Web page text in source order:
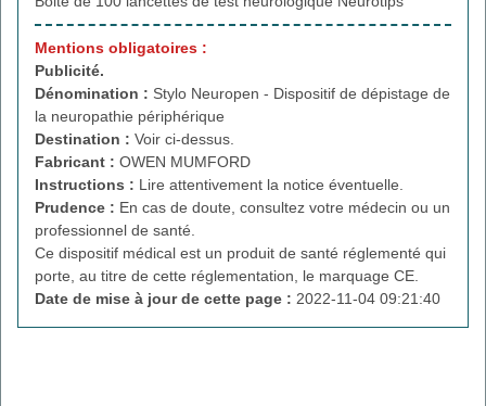
Mentions obligatoires :
Publicité.
Dénomination : Stylo Neuropen - Dispositif de dépistage de
la neuropathie périphérique
Destination : Voir ci-dessus.
Fabricant : OWEN MUMFORD
Instructions : Lire attentivement la notice éventuelle.
Prudence : En cas de doute, consultez votre médecin ou un
professionnel de santé.
Ce dispositif médical est un produit de santé réglementé qui
porte, au titre de cette réglementation, le marquage CE.
Date de mise à jour de cette page : 2022-11-04 09:21:40